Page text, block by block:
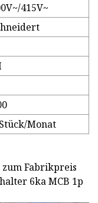
415V~
Monat
Fabrikpreis
6ka MCB 1p